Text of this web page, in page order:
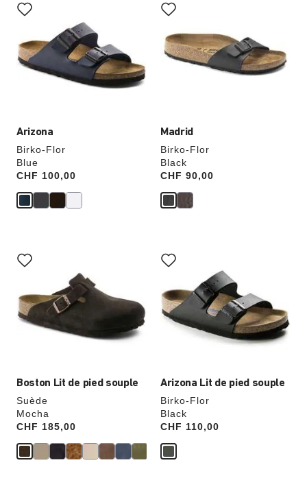
Arizona
Birko-Flor
Blue
Price:
CHF 100,00
sur
les
échantillons
de
couleurs
modifiera
Madrid
Birko-Flor
Black
Price:
CHF 90,00
sur
les
échantillons
de
couleurs
modifiera
Boston Lit de pied souple
Suède
Mocha
Price:
CHF 185,00
sur
les
échantillons
de
couleurs
modifiera
l’image
Arizona Lit de pied souple
Birko-Flor
Black
Price:
CHF 110,00
sur
les
échantillons
de
couleurs
modifiera
l’image